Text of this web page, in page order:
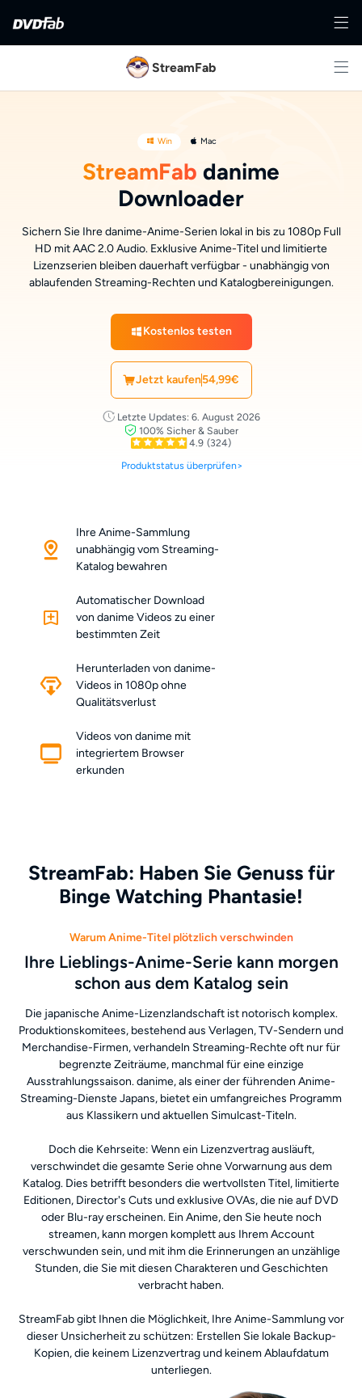
StreamFab
Win Mac
StreamFab danime
Downloader
Sichern Sie Ihre danime-Anime-Serien lokal in bis zu 1080p Full
HD mit AAC 2.0 Audio. Exklusive Anime-Titel und limitierte
Lizenzserien bleiben dauerhaft verfügbar - unabhängig von
ablaufenden Streaming-Rechten und Katalogbereinigungen.
Kostenlos testen
Jetzt kaufen54,99€
Letzte Updates: 6. August 2026
100% Sicher & Sauber
4.9 (324)
Produktstatus überprüfen>
Ihre Anime-Sammlung
unabhängig vom Streaming-
Katalog bewahren
Automatischer Download
von danime Videos zu einer
bestimmten Zeit
Herunterladen von danime-
Videos in 1080p ohne
Qualitätsverlust
Videos von danime mit
integriertem Browser
erkunden
StreamFab: Haben Sie Genuss für
Binge Watching Phantasie!
Warum Anime-Titel plötzlich verschwinden
Ihre Lieblings-Anime-Serie kann morgen
schon aus dem Katalog sein
Die japanische Anime-Lizenzlandschaft ist notorisch komplex.
Produktionskomitees, bestehend aus Verlagen, TV-Sendern und
Merchandise-Firmen, verhandeln Streaming-Rechte oft nur für
begrenzte Zeiträume, manchmal für eine einzige
Ausstrahlungssaison. danime, als einer der führenden Anime-
Streaming-Dienste Japans, bietet ein umfangreiches Programm
aus Klassikern und aktuellen Simulcast-Titeln.
Doch die Kehrseite: Wenn ein Lizenzvertrag ausläuft,
verschwindet die gesamte Serie ohne Vorwarnung aus dem
Katalog. Dies betrifft besonders die wertvollsten Titel, limitierte
Editionen, Director's Cuts und exklusive OVAs, die nie auf DVD
oder Blu-ray erscheinen. Ein Anime, den Sie heute noch
streamen, kann morgen komplett aus Ihrem Account
verschwunden sein, und mit ihm die Erinnerungen an unzählige
Stunden, die Sie mit diesen Charakteren und Geschichten
verbracht haben.
StreamFab gibt Ihnen die Möglichkeit, Ihre Anime-Sammlung vor
dieser Unsicherheit zu schützen: Erstellen Sie lokale Backup-
Kopien, die keinem Lizenzvertrag und keinem Ablaufdatum
unterliegen.